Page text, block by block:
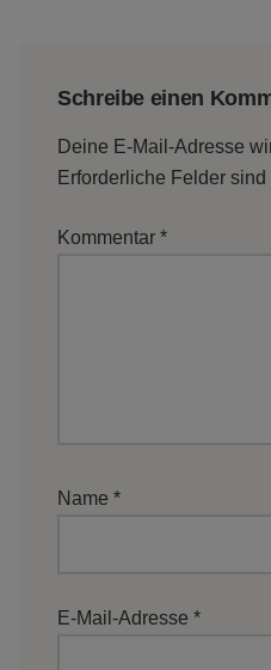
Schreibe einen
Deine E-Mail-Adresse
Erforderliche Felder sind
Kommentar *
Name *
E-Mail-Adresse *